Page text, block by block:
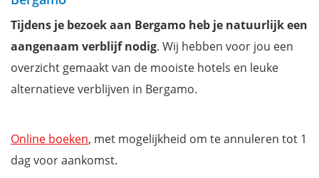
Tijdens je bezoek aan Bergamo heb je natuurlijk een
aangenaam verblijf nodig. Wij hebben voor jou een
overzicht gemaakt van de mooiste hotels en leuke
alternatieve verblijven in Bergamo.
Online boeken, met mogelijkheid om te annuleren tot 1
dag voor aankomst.